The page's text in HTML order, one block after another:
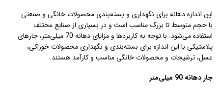
این اندازه دهانه برای نگهداری و بسته‌بندی محصولات خانگی و صنعتی
با حجم متوسط تا بزرگ مناسب است و در بسیاری از صنایع مختلف
استفاده می‌شود. با توجه به کاربردها و مزایای دهانه 70 میلی‌متر، جارهای
پلاستیکی با این اندازه برای بسته‌بندی و نگهداری محصولات خوراکی،
عسل، ترشیجات و محصولات خانگی مناسب و کارآمد هستند.
جار دهانه 90 میلی‌متر